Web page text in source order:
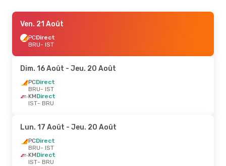
Ven. 21 Août
PCDirect
BRU- IST
Dim. 16 Août - Jeu. 20 Août
PCDirect
BRU- IST
KMDirect
IST- BRU
Lun. 17 Août - Jeu. 20 Août
PCDirect
BRU- IST
KMDirect
IST- BRU